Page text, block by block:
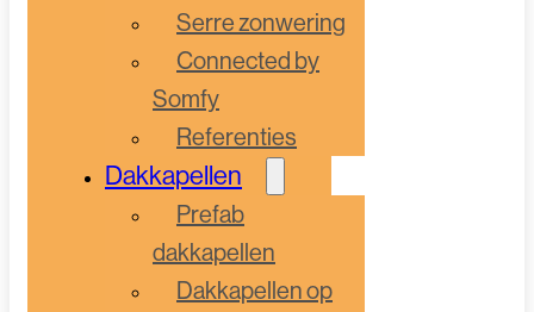
Serre zonwering
Connected by
Somfy
Referenties
Dakkapellen
Prefab
dakkapellen
Dakkapellen op